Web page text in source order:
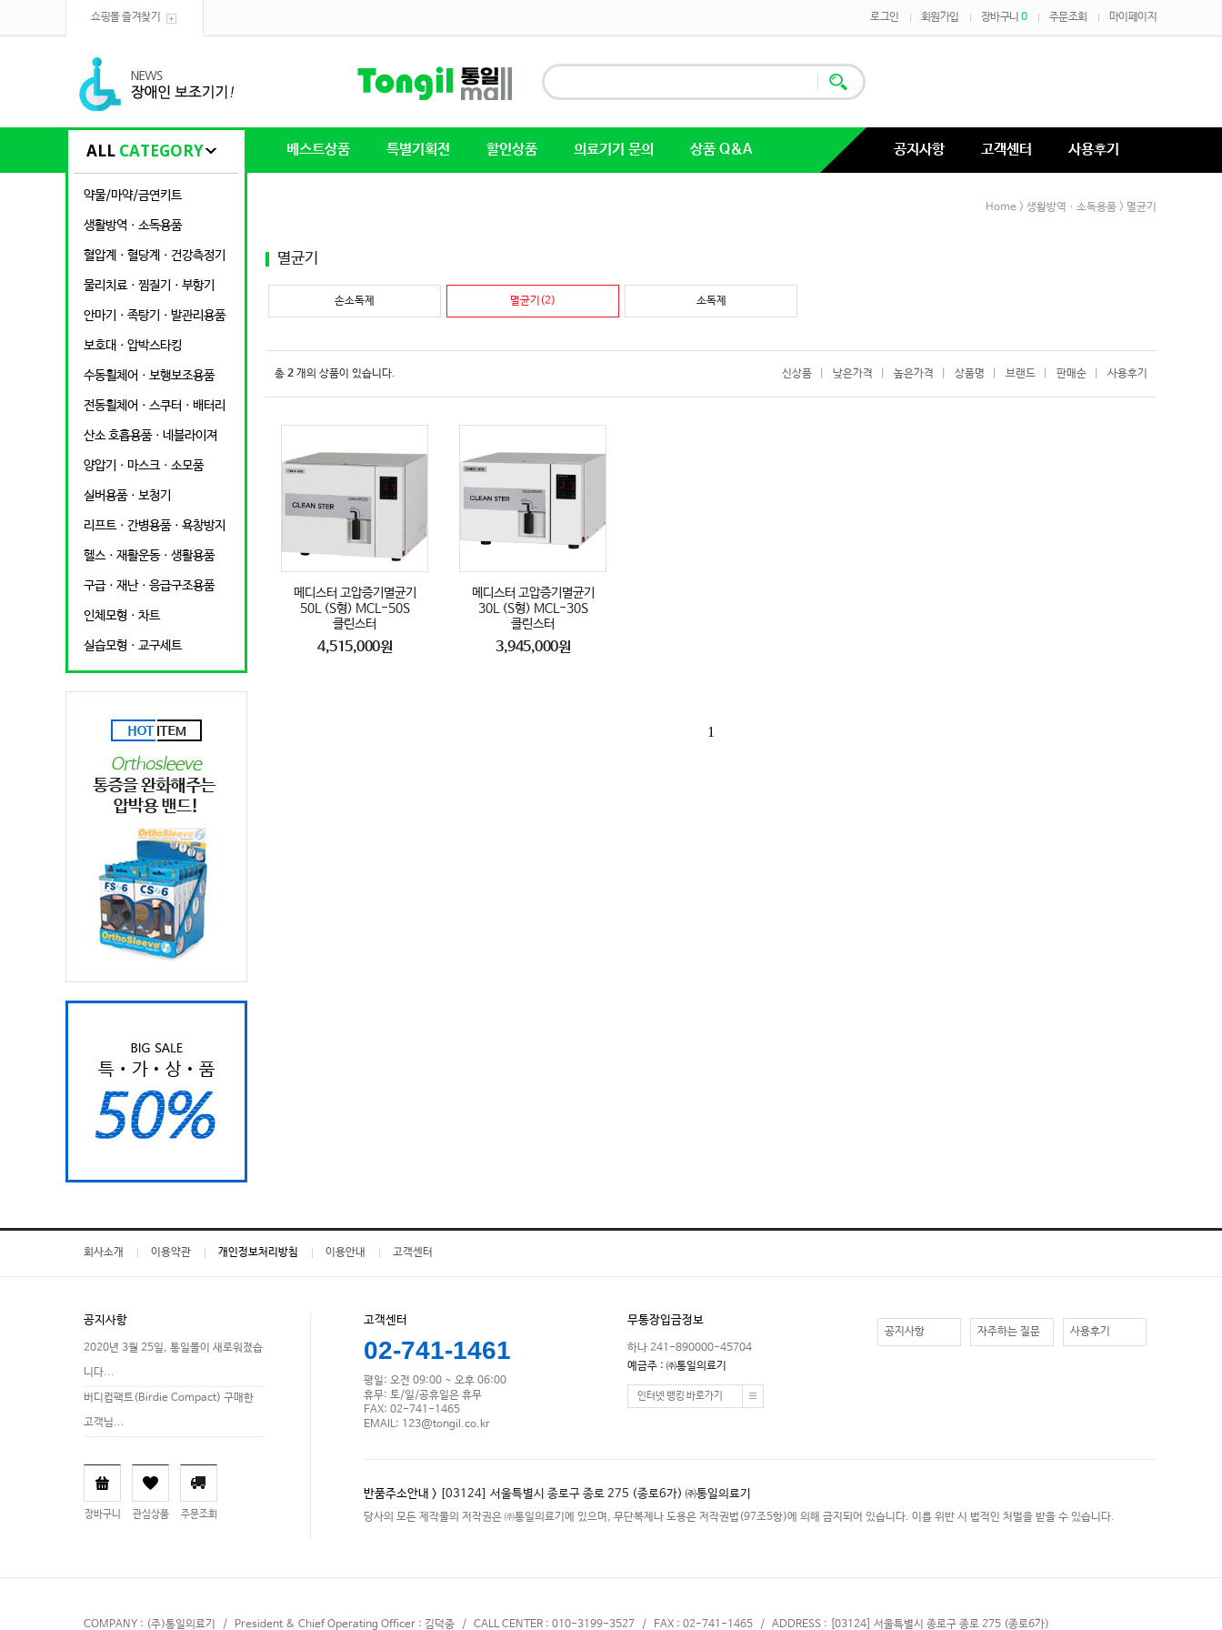
쇼핑몰 즐겨찾기 로그인 회원가입 장바구니 0 주문조회 마이페이지
ALL CATEGORY 베스트상품 특별기획전 할인상품 의료기기 문의 상품 Q&A 공지사항 고객센터 사용후기
약물/마약/금연키트
생활방역ㆍ소독용품
혈압계ㆍ혈당계ㆍ건강측정기
물리치료ㆍ찜질기ㆍ부항기
안마기ㆍ족탕기ㆍ발관리용품
보호대ㆍ압박스타킹
수동휠체어ㆍ보행보조용품
전동휠체어ㆍ스쿠터ㆍ배터리
산소 호흡용품ㆍ네블라이져
양압기ㆍ마스크ㆍ소모품
실버용품ㆍ보청기
리프트ㆍ간병용품ㆍ욕창방지
헬스ㆍ재활운동ㆍ생활용품
구급ㆍ재난ㆍ응급구조용품
인체모형ㆍ차트
실습모형ㆍ교구세트
Home > 생활방역ㆍ소독용품 > 멸균기
멸균기
손소독제 멸균기(2) 소독제
총 2 개의 상품이 있습니다. 신상품 낮은가격 높은가격 상품명 브랜드 판매순 사용후기
메디스터 고압증기멸균기
50L (S형) MCL-50S
클린스터
4,515,000원
메디스터 고압증기멸균기
30L (S형) MCL-30S
클린스터
3,945,000원
1
회사소개 이용약관 개인정보처리방침 이용안내 고객센터
공지사항
2020년 3월 25일, 통일몰이 새로워졌습
니다...
버디컴팩트(Birdie Compact) 구매한
고객님...
장바구니 관심상품 주문조회
고객센터
02-741-1461
평일: 오전 09:00 ~ 오후 06:00
휴무: 토/일/공휴일은 휴무
FAX: 02-741-1465
EMAIL: 123@tongil.co.kr
무통장입금정보
하나 241-890000-45704
예금주 : ㈜통일의료기
인터넷 뱅킹 바로가기
공지사항 자주하는 질문 사용후기
반품주소안내 > [03124] 서울특별시 종로구 종로 275 (종로6가) ㈜통일의료기
당사의 모든 제작물의 저작권은 ㈜통일의료기에 있으며, 무단복제나 도용은 저작권법(97조5항)에 의해 금지되어 있습니다. 이를 위반 시 법적인 처벌을 받을 수 있습니다.
COMPANY : (주)통일의료기 / President & Chief Operating Officer : 김덕중 / CALL CENTER : 010-3199-3527 / FAX : 02-741-1465 / ADDRESS : [03124] 서울특별시 종로구 종로 275 (종로6가)